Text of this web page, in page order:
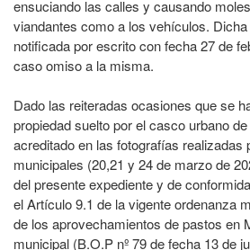
ensuciando las calles y causando
viandantes como a los vehículos.
notificada por escrito con fecha 27 de
caso omiso a la misma.
Dado las reiteradas ocasiones que se
propiedad suelto por el casco urbano
acreditado en las fotografías realizadas
municipales (20,21 y 24 de marzo de
del presente expediente y de
el Artículo 9.1 de la vigente ordenanza
de los aprovechamientos de pastos en
municipal (B.O.P nº 79 de fecha 13 de